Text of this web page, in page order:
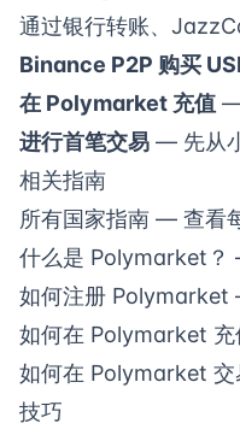
通过银行转账、
Binance P2P 购买
在 Polymarket 充值 —
进行首笔交易 — 先从
相关指南
所有国家指南 — 查看
什么是 Polymarket？
如何注册 Polymarket
如何在 Polymarket 充
如何在 Polymarket 交
技巧